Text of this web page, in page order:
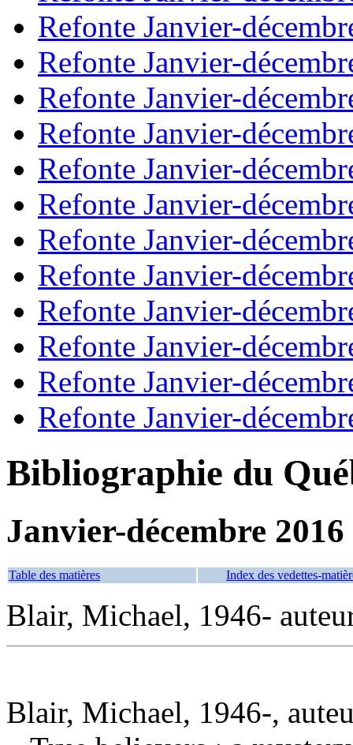
Refonte Janvier-
Refonte Janvier-
Refonte Janvier-
Refonte Janvier-
Refonte Janvier-
Refonte Janvier-
Refonte Janvier-
Refonte Janvier-
Refonte Janvier-
Refonte Janvier-
Refonte Janvier-
Refonte Janvier-
Bibliographie du
Janvier-décembre 2016
Table des matières Index des vedettes-
Blair, Michael, 1946-
Blair, Michael, 1946-,